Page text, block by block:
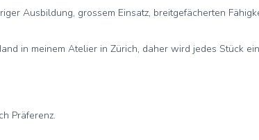
Ausbildung, grossem Einsatz, breitgefächerten
in meinem Atelier in Zürich, daher wird jedes Stück
Präferenz.